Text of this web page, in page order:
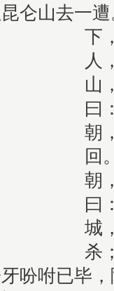
仑山去一
下
人
山
曰
朝
回
朝
曰
城
杀
吩咐已毕